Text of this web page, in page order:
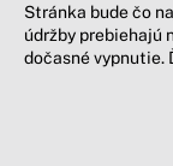
Stránka bude čo
údržby prebiehajú
dočasné vypnutie.